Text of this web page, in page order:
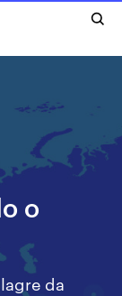
o
da